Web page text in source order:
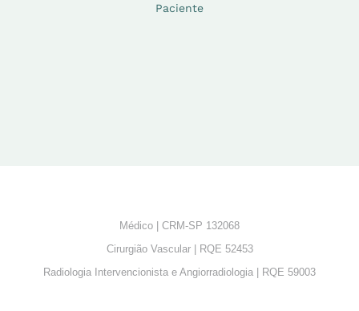
Paciente
Médico | CRM-SP 132068
Cirurgião Vascular | RQE 52453
Radiologia Intervencionista e Angiorradiologia | RQE 59003